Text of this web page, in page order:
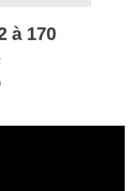
à 170